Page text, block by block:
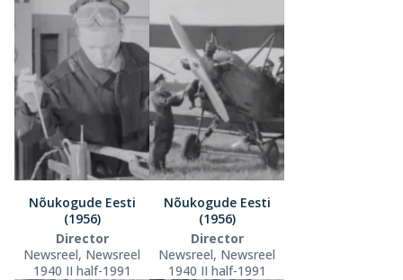
Nõukogude Eesti
(1956)
Director
Newsreel, Newsreel
1940 II half-1991
Nõukogude Eesti
(1956)
Director
Newsreel, Newsreel
1940 II half-1991